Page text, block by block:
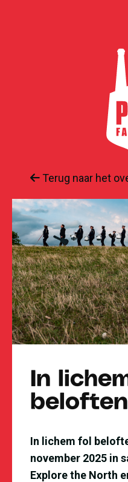
Terug naar het
In
beloften
In lichem fol
november 2025 in
Explore the North